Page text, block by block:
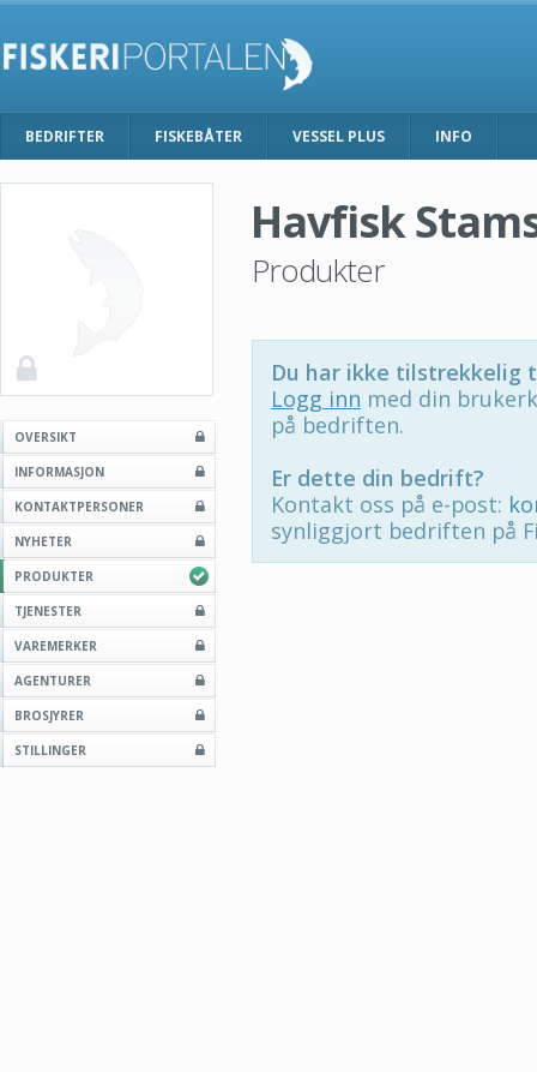
BEDRIFTER FISKEBÅTER VESSEL PLUS INFO
OVERSIKT
INFORMASJON
KONTAKTPERSONER
NYHETER
PRODUKTER
TJENESTER
VAREMERKER
AGENTURER
BROSJYRER
STILLINGER
Havfisk
Produkter
Du har ikke tilstrekkelig
Logg inn med din
på bedriften.
Er dette din bedrift?
Kontakt oss på e-post:
synliggjort bedriften på